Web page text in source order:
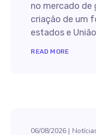
no mercado de
criação de um
estados e
READ MORE
06/08/2026